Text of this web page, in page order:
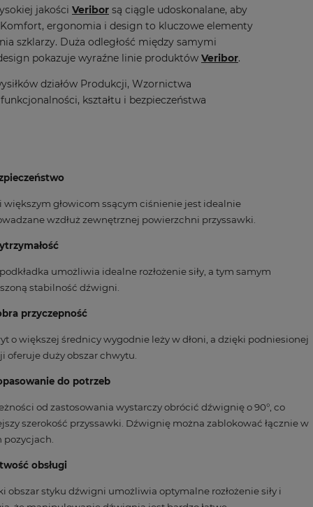
jakości Veribor są ciągle udoskonalane, aby
ergonomia i design to kluczowe elementy
szklarzy. Duża odległość między samymi
pokazuje wyraźne linie produktów Veribor.
działów Produkcji, Wzornictwa
kształtu i bezpieczeństwa
większym głowicom ssącym ciśnienie jest idealnie
wzdłuż zewnętrznej powierzchni przyssawki.
umożliwia idealne rozłożenie siły, a tym samym
stabilność dźwigni.
przyczepność
o większej średnicy wygodnie leży w dłoni, a dzięki podniesionej
oferuje duży obszar chwytu.
do potrzeb
od zastosowania wystarczy obrócić dźwignię o 90°, co
szerokość przyssawki. Dźwignię można zablokować łącznie w
pozycjach.
obsługi
obszar styku dźwigni umożliwia optymalne rozłożenie siły i